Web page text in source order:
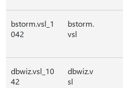
bstorm.vsl_1
042
bstorm.
vsl
dbwiz.vsl_10
42
dbwiz.v
sl